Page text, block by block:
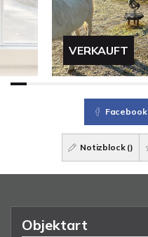
VERKAUFT
Facebook
Notizblock ()
Objektart